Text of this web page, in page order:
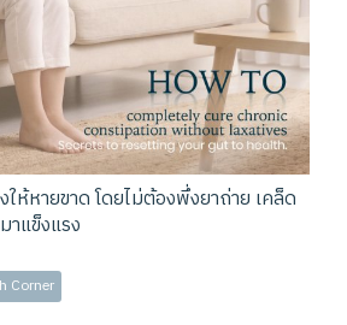
ให้หายขาด โดยไม่ต้องพึ่งยาถ่าย เคล็ด
าแข็งแรง
Corner